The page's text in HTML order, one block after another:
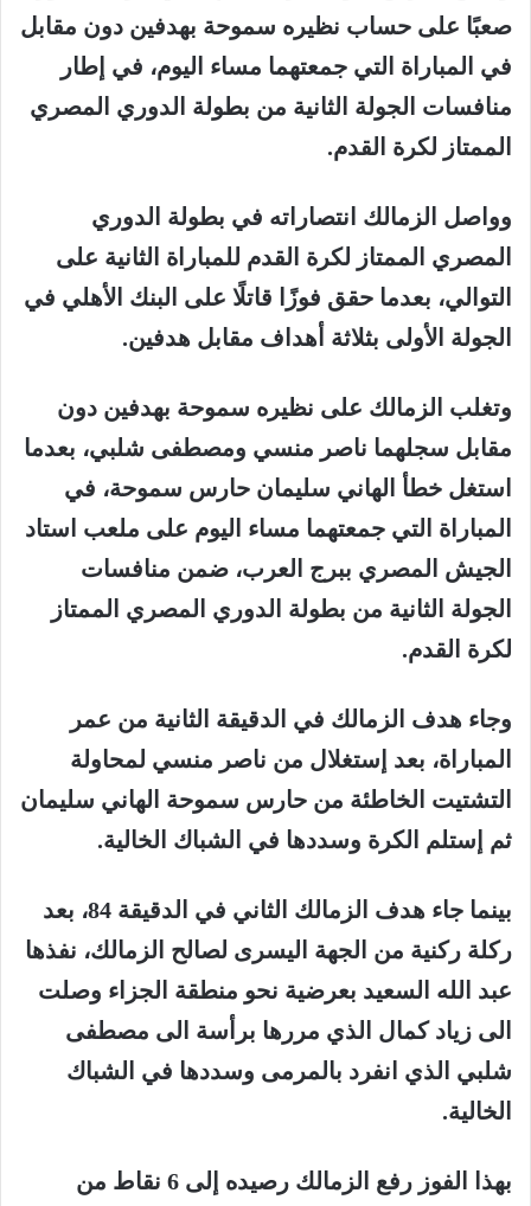
صعبًا على حساب نظيره سموحة بهدفين دون مقابل
في المباراة التي جمعتهما مساء اليوم، في إطار
منافسات الجولة الثانية من بطولة الدوري المصري
الممتاز لكرة القدم.
وواصل الزمالك انتصاراته في بطولة الدوري
المصري الممتاز لكرة القدم للمباراة الثانية على
التوالي، بعدما حقق فوزًا قاتلًا على البنك الأهلي في
الجولة الأولى بثلاثة أهداف مقابل هدفين.
وتغلب الزمالك على نظيره سموحة بهدفين دون
مقابل سجلهما ناصر منسي ومصطفى شلبي، بعدما
استغل خطأ الهاني سليمان حارس سموحة، في
المباراة التي جمعتهما مساء اليوم على ملعب استاد
الجيش المصري ببرج العرب، ضمن منافسات
الجولة الثانية من بطولة الدوري المصري الممتاز
لكرة القدم.
وجاء هدف الزمالك في الدقيقة الثانية من عمر
المباراة، بعد إستغلال من ناصر منسي لمحاولة
التشتيت الخاطئة من حارس سموحة الهاني سليمان
ثم إستلم الكرة وسددها في الشباك الخالية.
بينما جاء هدف الزمالك الثاني في الدقيقة 84، بعد
ركلة ركنية من الجهة اليسرى لصالح الزمالك، نفذها
عبد الله السعيد بعرضية نحو منطقة الجزاء وصلت
الى زياد كمال الذي مررها برأسة الى مصطفى
شلبي الذي انفرد بالمرمى وسددها في الشباك
الخالية.
بهذا الفوز رفع الزمالك رصيده إلى 6 نقاط من